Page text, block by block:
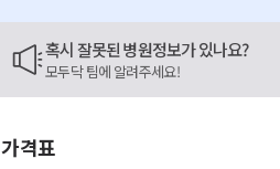
혹시 잘못된 병원정보가 있나요?
모두닥 팀에 알려주세요!
가격표